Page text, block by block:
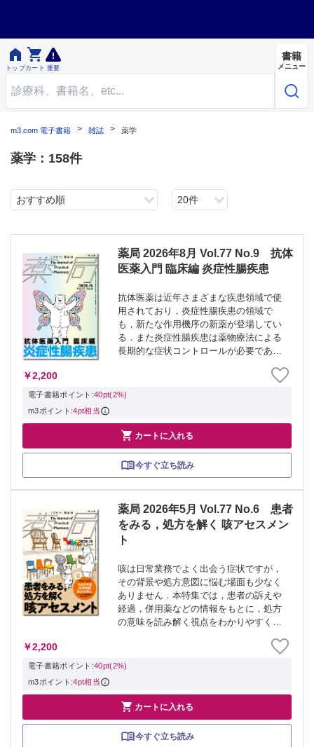

トップ

カート 重要
書籍
メニュー
m3.com 電子書籍 雑誌 薬学
薬学：158件
おすすめ順 20件
薬局 2026年8月 Vol.77 No.9 抗体
医薬入門 臨床編 炎症性腸疾患
抗体医薬は近年さまざまな疾患領域で使
用されており，炎症性腸疾患の領域で
も，新たな作用機序の新薬が登場してい
る．また炎症性腸疾患は薬物療法による
⾧期的な症状コントロールが必要であ
ポイントも多く，薬剤師によるかかわり
が重要です． 本特集では，「抗体医薬入
￥2,200
電子書籍ポイント:40pt(2%)
m3ポイント:4pt相当
 カートに入れる
今すぐ立ち読み
薬局 2026年5月 Vol.77 No.6 患者
をみる，処方を解く 咳アセスメン
ト
咳は日常業務でよく出会う症状ですが，
その背景や処方意図に悩む場面も少なく
ありません．本特集では，患者の訴えや
経過，併用薬などの情報をもとに，処方
の意味を読み解く視点をわかりやすく解
ない疾患の考え方にも触れながら，服薬
指導や疑義照会につながる実践的なアセ
￥2,200
電子書籍ポイント:40pt(2%)
m3ポイント:4pt相当
 カートに入れる
今すぐ立ち読み